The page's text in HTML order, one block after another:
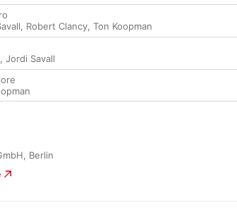
, Robert Clancy, Ton Koopman
, Jordi Savall
Berlin